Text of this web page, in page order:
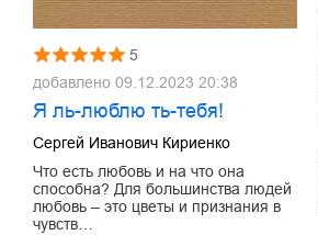
5
добавлено 09.12.2023 20:38
Я ль-люблю ть-тебя!
Сергей Иванович Кириенко
Что есть любовь и на что она
способна? Для большинства людей
любовь – это цветы и признания в
чувств…